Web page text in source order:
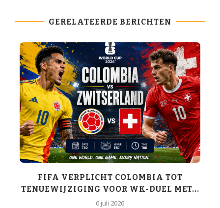
GERELATEERDE BERICHTEN
FIFA VERPLICHT COLOMBIA TOT
TENUEWIJZIGING VOOR WK-DUEL MET...
6 juli 2026